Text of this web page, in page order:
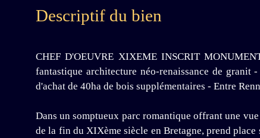
Descriptif du bien
CHEF D'OEUVRE XIXEME INSCRIT
fantastique architecture néo-renaissance de
d'achat de 40ha de bois supplémentaires - Entre
Dans un somptueux parc romantique offrant une
de la fin du XIXème siècle en Bretagne, prend